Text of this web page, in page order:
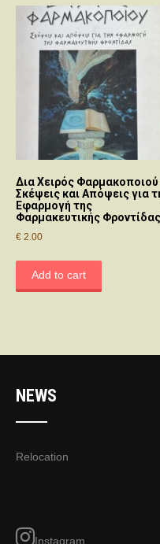
Δια Χειρός Φαρμακοποιού
Σκέψεις και Απόψεις για
Εφαρμογή της
Φαρμακευτικής Φροντίδας
€ 2.00
Add to cart
NEWS
Relocation
Instagram